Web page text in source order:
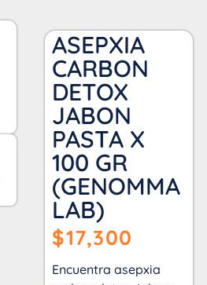
ASEPXIA
CARBON
DETOX
JABON
PASTA X
100 GR
(GENOMMA
LAB)
$17,300
Encuentra asepxia